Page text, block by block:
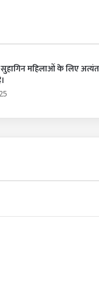
सुहागिन महिलाओं के लिए अत्यंत